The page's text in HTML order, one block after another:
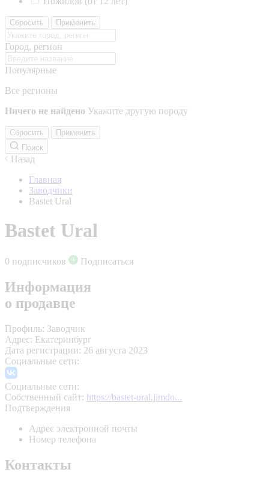
Сбросить Применить
Город, регион
Популярные
Все регионы
Ничего не найдено Укажите другую породу
Сбросить
Применить
Поиск
Назад
Главная
Заводчики
Bastet Ural
Bastet Ural
0 подписчиков Подписаться
Информация
о продавце
Профиль: Заводчик
Адрес: Екатеринбург
Дата регистрации: 26 августа 2023
Социальные сети:
Социальные сети:
Собственный сайт: https://bastet-ural.jimdo...
Подтверждения
Адрес электронной почты
Номер телефона
Контакты